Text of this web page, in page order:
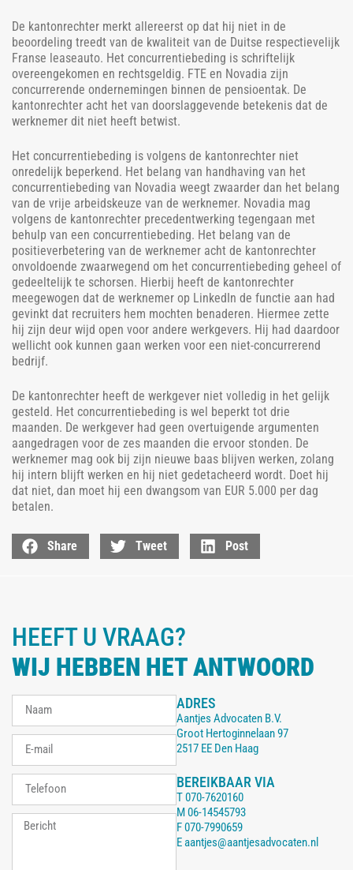
De kantonrechter merkt allereerst op dat hij niet in de
beoordeling treedt van de kwaliteit van de Duitse respectievelijk
Franse leaseauto. Het concurrentiebeding is schriftelijk
overeengekomen en rechtsgeldig. FTE en Novadia zijn
concurrerende ondernemingen binnen de pensioentak. De
kantonrechter acht het van doorslaggevende betekenis dat de
werknemer dit niet heeft betwist.
Het concurrentiebeding is volgens de kantonrechter niet
onredelijk beperkend. Het belang van handhaving van het
concurrentiebeding van Novadia weegt zwaarder dan het belang
van de vrije arbeidskeuze van de werknemer. Novadia mag
volgens de kantonrechter precedentwerking tegengaan met
behulp van een concurrentiebeding. Het belang van de
positieverbetering van de werknemer acht de kantonrechter
onvoldoende zwaarwegend om het concurrentiebeding geheel of
gedeeltelijk te schorsen. Hierbij heeft de kantonrechter
meegewogen dat de werknemer op LinkedIn de functie aan had
gevinkt dat recruiters hem mochten benaderen. Hiermee zette
hij zijn deur wijd open voor andere werkgevers. Hij had daardoor
wellicht ook kunnen gaan werken voor een niet-concurrerend
bedrijf.
De kantonrechter heeft de werkgever niet volledig in het gelijk
gesteld. Het concurrentiebeding is wel beperkt tot drie
maanden. De werkgever had geen overtuigende argumenten
aangedragen voor de zes maanden die ervoor stonden. De
werknemer mag ook bij zijn nieuwe baas blijven werken, zolang
hij intern blijft werken en hij niet gedetacheerd wordt. Doet hij
dat niet, dan moet hij een dwangsom van EUR 5.000 per dag
betalen.
Share Tweet Post
HEEFT U VRAAG?
WIJ HEBBEN HET ANTWOORD
ADRES
Aantjes Advocaten B.V.
Groot Hertoginnelaan 97
2517 EE Den Haag
BEREIKBAAR VIA
T070-7620160
M 06-14545793
F070-7990659
Eaantjes@aantjesadvocaten.nl